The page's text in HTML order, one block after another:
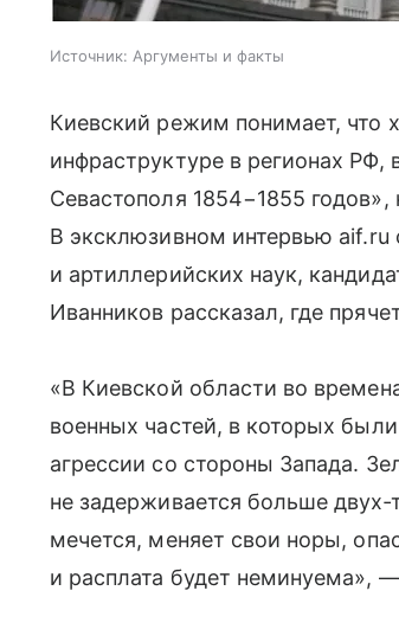
Источник: Аргументы и факты
Киевский режим понимает, что
инфраструктуре в регионах
Севастополя 1854−1855
В эксклюзивном интервью aif.ru
и артиллерийских наук,
Иванников рассказал, где
«В Киевской области во
военных частей, в которых
агрессии со стороны Запада.
не задерживается больше
мечется, меняет свои норы,
и расплата будет неминуема»,